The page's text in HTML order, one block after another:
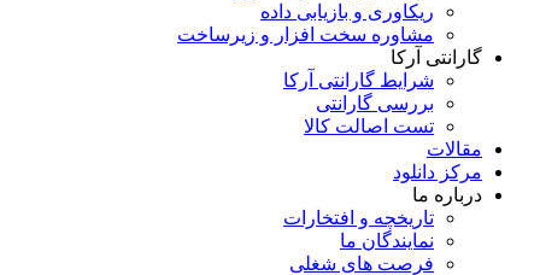
ریکاوری و بازیابی داده
مشاوره سخت افزار و زیرساخت
گارانتی آرکا
شرایط گارانتی آرکا
بررسی گارانتی
تست اصالت کالا
مقالات
مرکز دانلود
درباره ما
تاریخچه و افتخارات
نمایندگان ما
فرصت های شغلی